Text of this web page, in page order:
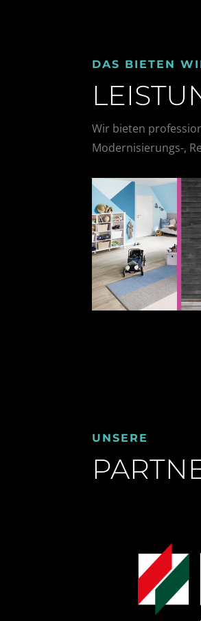
DAS BIETEN
Wir bieten
Modernisierungs-,
UNSERE